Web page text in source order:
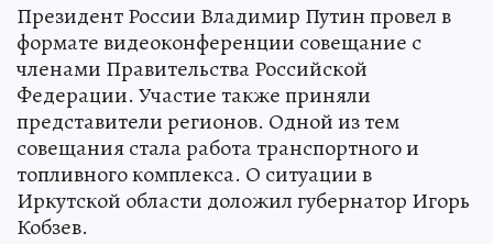
Президент России Владимир Путин провел в
формате видеоконференции совещание с
членами Правительства Российской
Федерации. Участие также приняли
представители регионов. Одной из тем
совещания стала работа транспортного и
топливного комплекса. О ситуации в
Иркутской области доложил губернатор Игорь
Кобзев.